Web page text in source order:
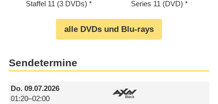
Staffel 11 (3 DVDs) Series 11 (DVD)
alle DVDs und Blu-rays
Sendetermine
Do.09.07.2026
01:20–02:00